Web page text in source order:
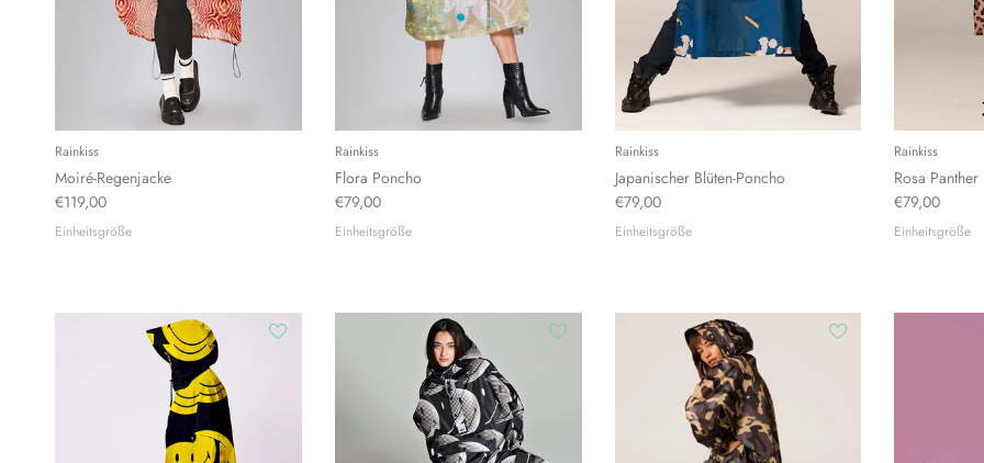
Rainkiss
Moiré-Regenjacke
€119,00
Einheitsgröße
Rainkiss
Flora Poncho
€79,00
Einheitsgröße
Rainkiss
Japanischer Blüten-Poncho
€79,00
Einheitsgröße
Rainkiss
Rosa
€79,00
Einheitsgröße